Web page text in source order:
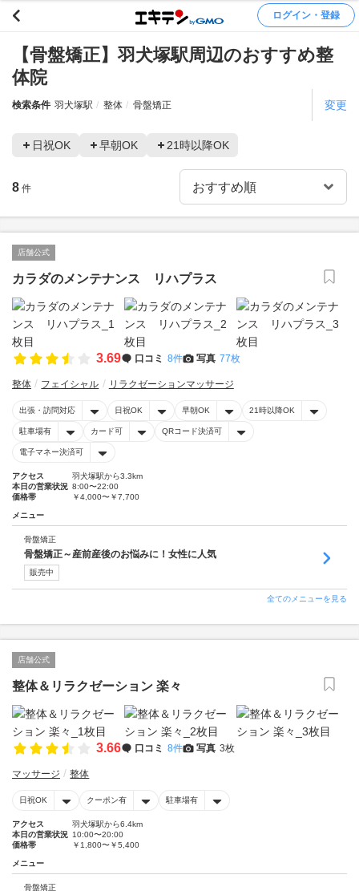
ログイン・登録
【骨盤矯正】羽犬塚駅周辺のおすすめ整
体院
検索条件 羽犬塚駅 整体 骨盤矯正 変更
日祝OK 早朝OK 21時以降OK
8 件
店舗公式
カラダのメンテナンス リハプラス
3.69 口コミ 8件 写真 77枚
整体 フェイシャル リラクゼーションマッサージ
出張・訪問対応 日祝OK 早朝OK 21時以降OK
駐車場有 カード可 QRコード決済可
電子マネー決済可
アクセス
羽犬塚駅から3.3km
本日の営業状況 8:00〜22:00
価格帯
￥4,000〜￥7,700
メニュー
骨盤矯正
骨盤矯正～産前産後のお悩みに！女性に人気
販売中
全てのメニューを見る
店舗公式
整体＆リラクゼーション 楽々
3.66 口コミ 8件 写真 3枚
マッサージ 整体
日祝OK クーポン有 駐車場有
アクセス
羽犬塚駅から6.4km
本日の営業状況 10:00〜20:00
価格帯
￥1,800〜￥5,400
メニュー
骨盤矯正